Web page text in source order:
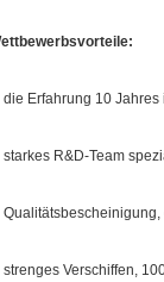
die Erfahrung 10
starkes R&D-Team
strenges Verschiffen,